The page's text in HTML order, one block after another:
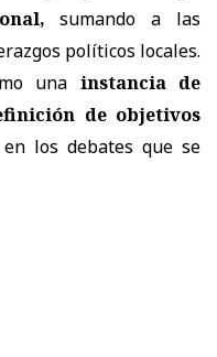
sumando a las
políticos locales.
una instancia de
de objetivos
los debates que se